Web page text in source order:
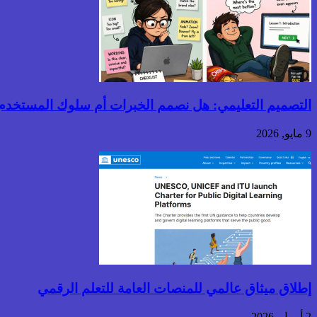
التصميم التعليمي: هل نصمم الخبرات أم سلوك
9 مايو, 2026
إطلاق ميثاق عالمي للمنصات العامة للتعلم الرقمي